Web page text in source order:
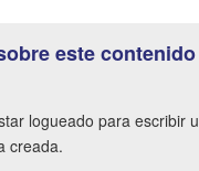
este contenido
logueado para escribir
creada.